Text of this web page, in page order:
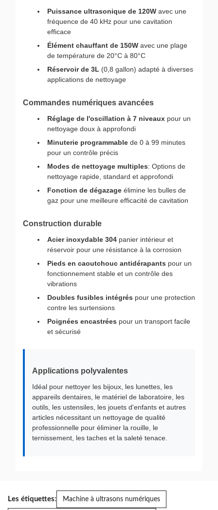
Puissance ultrasonique de 120W avec une
fréquence de 40 kHz pour une cavitation
efficace
Élément chauffant de 150W avec une plage
de température de 20°C à 80°C
Réservoir de 3L (0,8 gallon) adapté à diverses
applications de nettoyage
Commandes numériques avancées
Réglage de l'oscillation à 7 niveaux pour un
nettoyage doux à approfondi
Minuterie programmable de 0 à 99 minutes
pour un contrôle précis
Modes de nettoyage multiples: Options de
nettoyage rapide, standard et approfondi
Fonction de dégazage élimine les bulles de
gaz pour une meilleure efficacité de cavitation
Construction durable
Acier inoxydable 304 panier intérieur et
réservoir pour une résistance à la corrosion
Pieds en caoutchouc antidérapants pour un
fonctionnement stable et un contrôle des
vibrations
Doubles fusibles intégrés pour une protection
contre les surtensions
Poignées encastrées pour un transport facile
et sécurisé
Applications polyvalentes
Idéal pour nettoyer les bijoux, les lunettes, les
appareils dentaires, le matériel de laboratoire, les
outils, les ustensiles, les jouets d'enfants et autres
articles nécessitant un nettoyage de qualité
professionnelle pour éliminer la rouille, le
ternissement, les taches et la saleté tenace.
Les étiquettes: Machine à ultrasons numériques